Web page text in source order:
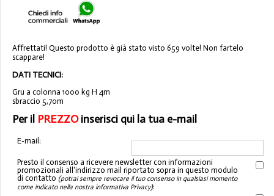
Affrettati! Questo prodotto è già stato visto 659 volte! Non fartelo
scappare!
DATI TECNICI:
Gru a colonna 1000 kg H 4m
sbraccio 5,70m
Per il PREZZOinserisci qui la tua e-mail
E-mail:
Presto il consenso a ricevere newsletter con informazioni
promozionali all'indirizzo mail riportato sopra in questo modulo
di contatto (potrai sempre revocare il tuo consenso in qualsiasi momento
come indicato nella nostra informativa Privacy):